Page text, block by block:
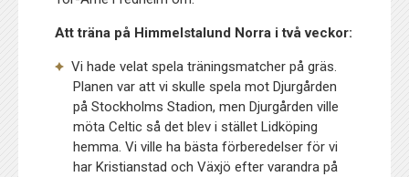
Att träna på Himmelstalund Norra i två veckor:
Vi hade velat spela träningsmatcher på gräs.
Planen var att vi skulle spela mot Djurgården
på Stockholms Stadion, men Djurgården ville
möta Celtic så det blev i stället Lidköping
hemma. Vi ville ha bästa förberedelser för vi
har Kristianstad och Växjö efter varandra på